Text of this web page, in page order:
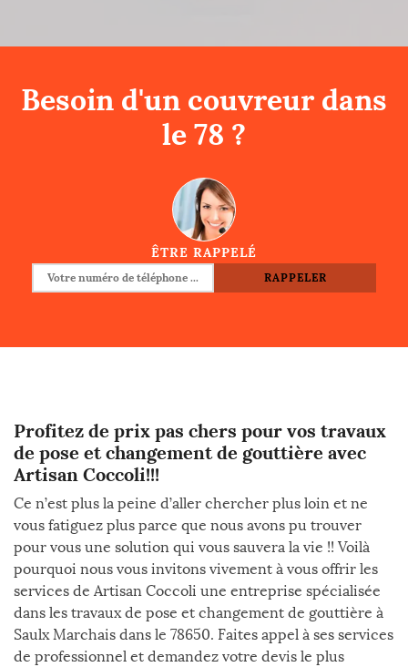
Besoin d'un couvreur dans
le 78 ?
ÊTRE RAPPELÉ
Profitez de prix pas chers pour vos travaux
de pose et changement de gouttière avec
Artisan Coccoli!!!
Ce n’est plus la peine d’aller chercher plus loin et ne
vous fatiguez plus parce que nous avons pu trouver
pour vous une solution qui vous sauvera la vie !! Voilà
pourquoi nous vous invitons vivement à vous offrir les
services de Artisan Coccoli une entreprise spécialisée
dans les travaux de pose et changement de gouttière à
Saulx Marchais dans le 78650. Faites appel à ses services
de professionnel et demandez votre devis le plus